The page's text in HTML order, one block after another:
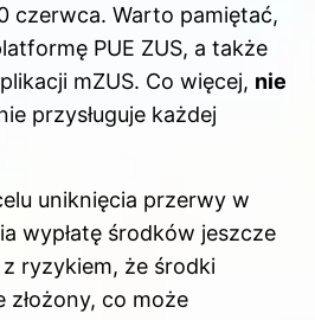
czerwca. Warto pamiętać,
PUE ZUS, a także
mZUS. Co więcej, nie
przysługuje każdej
uniknięcia przerwy w
wypłatę środków jeszcze
ryzykiem, że środki
co może